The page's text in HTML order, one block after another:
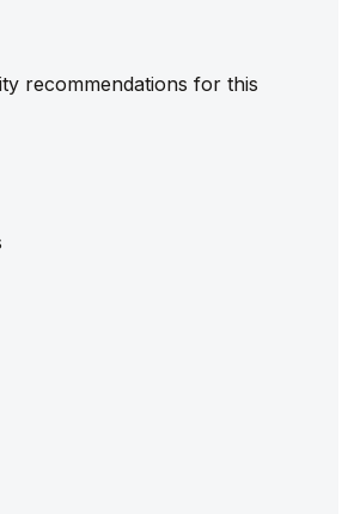
recommendations for this